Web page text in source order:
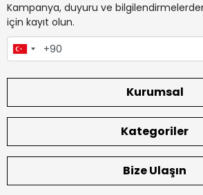
Kampanya, duyuru ve
için kayıt olun.
Kurumsal
Kategoriler
Bize Ulaşın